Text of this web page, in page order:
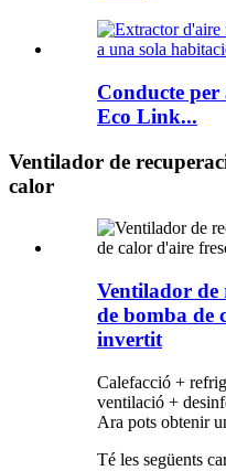
Conducte
Eco Link...
Ventilador de
calor
Ventilador de
de bomba de
invertit
Calefacció +
ventilació +
Ara pots obtenir
Té les següents